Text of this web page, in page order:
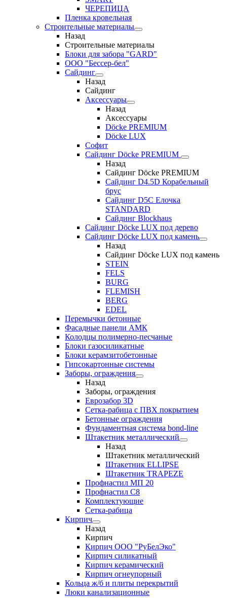
ЧЕРЕПИЦА
Пленка кровельная
Строительные материалы
Назад
Строительные материалы
Блоки для забора "GARD"
ООО "Бессер-бел"
Сайдинг
Назад
Сайдинг
Аксессуары
Назад
Аксессуары
Döcke PREMIUM
Döcke LUX
Софит
Сайдинг Döcke PREMIUM
Назад
Сайдинг Döcke PREMIUM
Сайдинг D4.5D Корабельный
брус
Сайдинг D5С Елочка
STANDARD
Сайдинг Blockhaus
Сайдинг Döcke LUX под дерево
Сайдинг Döcke LUX под камень
Назад
Сайдинг Döcke LUX под камень
STEIN
FELS
BURG
FLEMISH
BERG
EDEL
Перемычки бетонные
Фасадные панели АМК
Колодцы полимерно-песчаные
Блоки газосиликатные
Блоки керамзитобетонные
Гипсокартонные системы
Заборы, ограждения
Назад
Заборы, ограждения
Еврозабор 3D
Сетка-рабица с ПВХ покрытием
Бетонные ограждения
Фундаментная система bond-line
Штакетник металлический
Назад
Штакетник металлический
Штакетник ELLIPSE
Штакетник TRAPEZE
Профнастил МП 20
Профнастил С8
Комплектующие
Сетка-рабица
Кирпич
Назад
Кирпич
Кирпич ООО "РуБелЭко"
Кирпич силикатный
Кирпич керамический
Кирпич огнеупорный
Кольца ж/б и плиты перекрытий
Люки канализационные